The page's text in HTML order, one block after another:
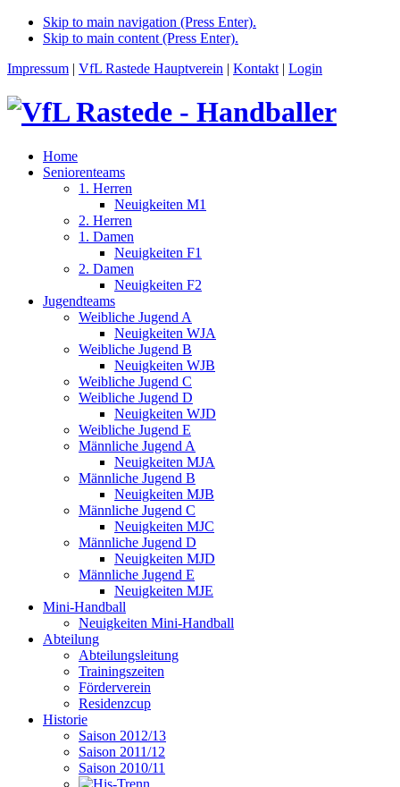
Skip to main navigation (Press Enter).
Skip to main content (Press Enter).
Impressum | VfL Rastede Hauptverein | Kontakt | Login
Home
Seniorenteams
1. Herren
Neuigkeiten M1
2. Herren
1. Damen
Neuigkeiten F1
2. Damen
Neuigkeiten F2
Jugendteams
Weibliche Jugend A
Neuigkeiten WJA
Weibliche Jugend B
Neuigkeiten WJB
Weibliche Jugend C
Weibliche Jugend D
Neuigkeiten WJD
Weibliche Jugend E
Männliche Jugend A
Neuigkeiten MJA
Männliche Jugend B
Neuigkeiten MJB
Männliche Jugend C
Neuigkeiten MJC
Männliche Jugend D
Neuigkeiten MJD
Männliche Jugend E
Neuigkeiten MJE
Mini-Handball
Neuigkeiten Mini-Handball
Abteilung
Abteilungsleitung
Trainingszeiten
Förderverein
Residenzcup
Historie
Saison 2012/13
Saison 2011/12
Saison 2010/11